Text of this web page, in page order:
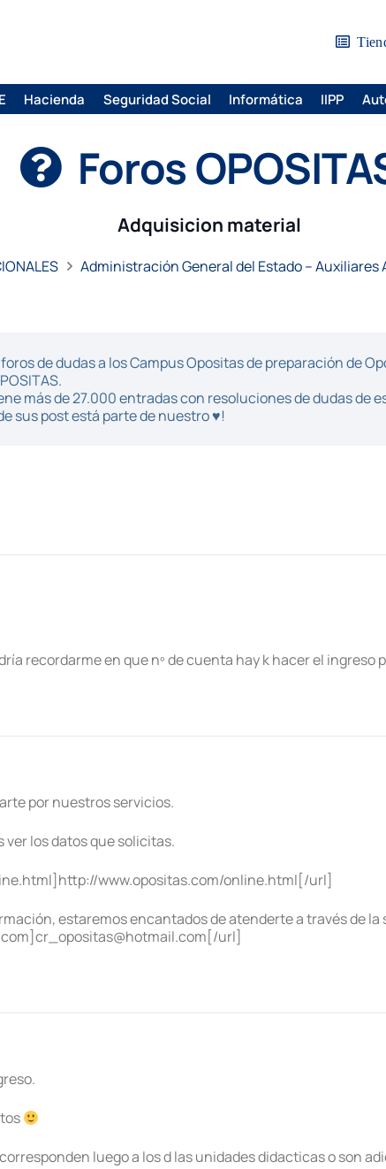
Hacienda Seguridad Social Informática IIPP
Foros
Adquisicion material
Administración General del Estado –
de dudas a los Campus Opositas de preparación de
más de 27.000 entradas con resoluciones de dudas de
sus post está parte de nuestro ♥!
recordarme en que nº de cuenta hay k hacer el ingreso
por nuestros servicios.
los datos que solicitas.
www.opositas.com/online.html[/url]
estaremos encantados de atenderte a través de
url]
luego a los d las unidades didacticas o son